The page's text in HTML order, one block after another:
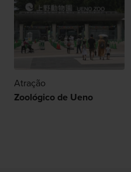
Atração
Zoológico de Ueno